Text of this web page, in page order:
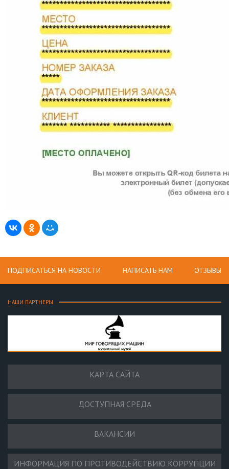
ПОДПИСАТЬСЯ НА НОВОСТИ НАПИСАТЬ НАМ ОТЗЫВЫ
НАШИ ПАРТНЕРЫ
КАРТА САЙТА
ДОСТУПНАЯ СРЕДА
ВАКАНСИИ
ИНФОРМАЦИЯ ПО ПРОТИВОДЕЙСТВИЮ КОРРУПЦИИ